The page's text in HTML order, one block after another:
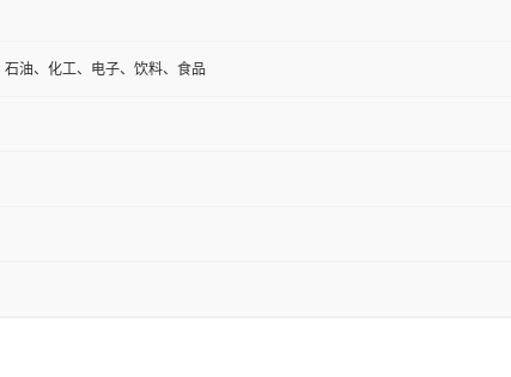
石油、化工、电子、饮料、食品